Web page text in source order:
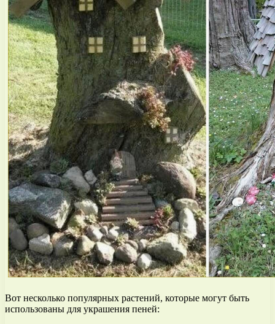
Вот несколько популярных растений, которые могут быть
использованы для украшения пеней: